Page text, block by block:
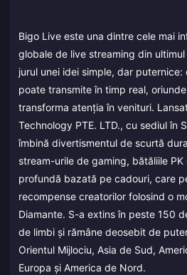
Bigo Live este una dintre cele mai
globale de live streaming din
jurul unei idei simple, dar puternice:
poate transmite în timp real,
transforma atenția în venituri.
Technology PTE. LTD., cu sediul în
îmbină divertismentul de scurtă
stream-urile de gaming, bătăliile PK
profundă bazată pe cadouri, care
recompense creatorilor folosind o
Diamante. S-a extins în peste 150
de limbi și rămâne deosebit de
Orientul Mijlociu, Asia de Sud,
Europa și America de Nord.